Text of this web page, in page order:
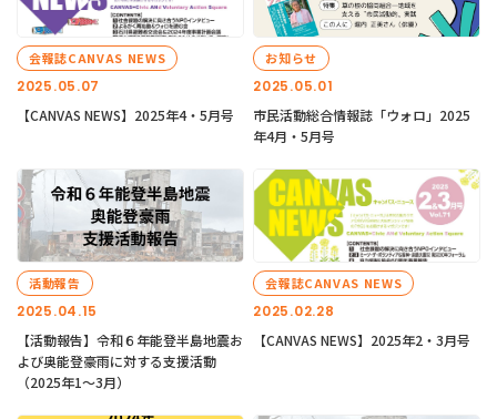
2025.05.07
会報誌CANVAS NEWS
【CANVAS NEWS】2025年4・5月号
2025.05.01
お知らせ
市民活動総合情報誌「ウォロ」2025
年4月・5月号
2025.04.15
活動報告
【活動報告】令和６年能登半島地震お
よび奥能登豪雨に対する支援活動
（2025年1〜3月）
2025.02.28
会報誌CANVAS NEWS
【CANVAS NEWS】2025年2・3月号